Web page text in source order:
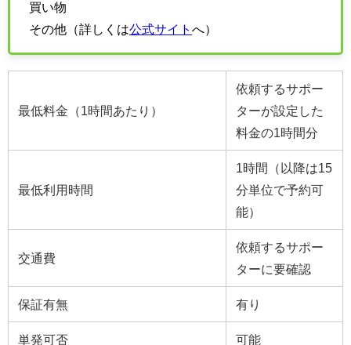
買い物
その他（詳しくは公式サイト へ）
最低料金（1時間あたり）
依頼するサポー
ターが設定した
料金の1時間分
最低利用時間
1時間（以降は15
分単位で予約可
能）
交通費
依頼するサポー
ターに要確認
保証有無 有り
単発可否 可能